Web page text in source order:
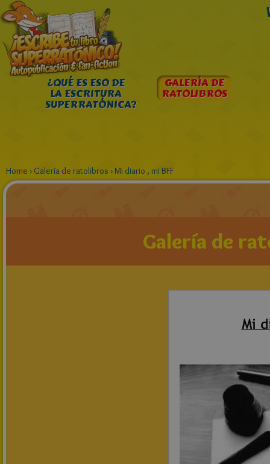
¿QUÉ ES ESO DE
LA ESCRITURA
SUPERRATÓNICA?
GALERÍA DE
RATOLIBROS
Home › Galería de ratolibros ›Mi diario , mi BFF
Galería de